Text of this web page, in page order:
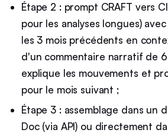
Étape 2 : prompt CRAFT vers
pour les analyses longues)
les 3 mois précédents en
d'un commentaire narratif de
explique les mouvements et
pour le mois suivant ;
Étape 3 : assemblage dans un
Doc (via API) ou directement